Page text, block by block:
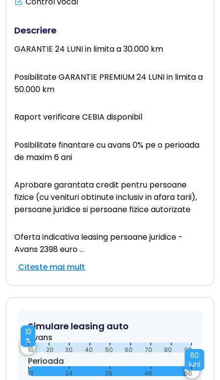
Descriere
GARANTIE 24 LUNI in limita a 30.000 km
Posibilitate GARANTIE PREMIUM 24 LUNI in limita a
50.000 km
Raport verificare CEBIA disponibil
Posibilitate finantare cu avans 0% pe o perioada
de maxim 6 ani
Aprobare garantata credit pentru persoane
fizice (cu venituri obtinute inclusiv in afara tarii),
persoane juridice si persoane fizice autorizate
Oferta indicativa leasing persoane juridice -
Avans 2398 euro...
Citeste mai mult
Simulare leasing auto
Avans
10
%
10 20 30 40 50 60 70 80 90
Perioada
60
luni
12 24 36 48 60